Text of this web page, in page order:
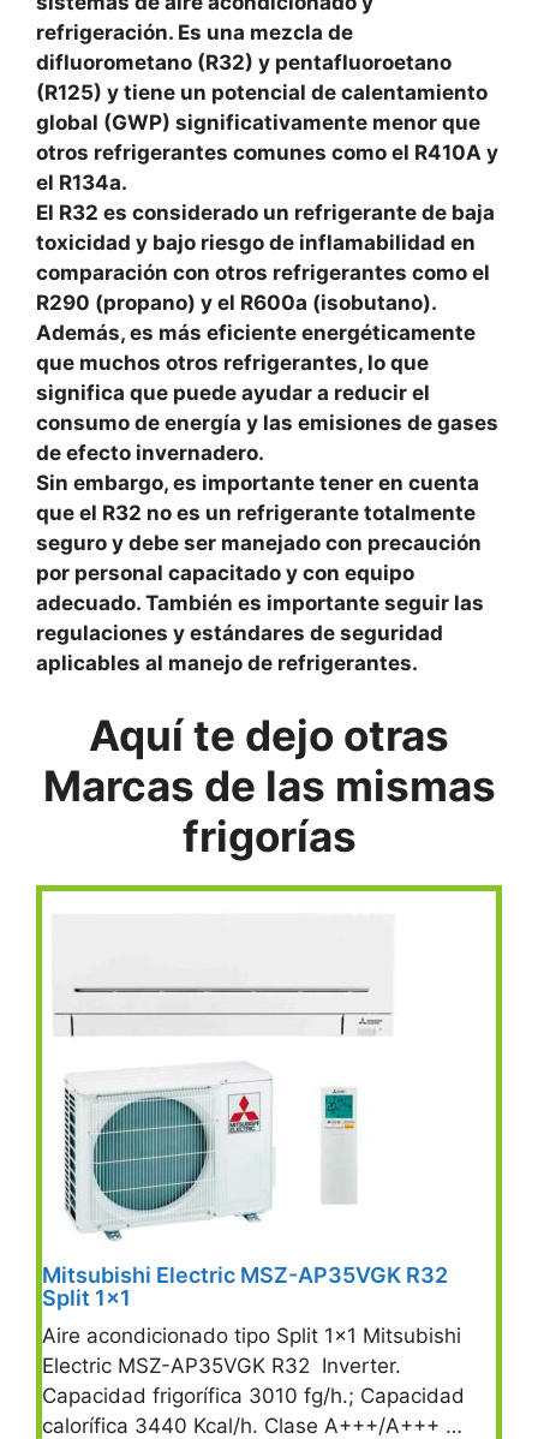
refrigeración. Es una mezcla de
difluorometano (R32) y pentafluoroetano
(R125) y tiene un potencial de calentamiento
global (GWP) significativamente menor que
otros refrigerantes comunes como el R410A y
el R134a.
El R32 es considerado un refrigerante de baja
toxicidad y bajo riesgo de inflamabilidad en
comparación con otros refrigerantes como el
R290 (propano) y el R600a (isobutano).
Además, es más eficiente energéticamente
que muchos otros refrigerantes, lo que
significa que puede ayudar a reducir el
consumo de energía y las emisiones de gases
de efecto invernadero.
Sin embargo, es importante tener en cuenta
que el R32 no es un refrigerante totalmente
seguro y debe ser manejado con precaución
por personal capacitado y con equipo
adecuado. También es importante seguir las
regulaciones y estándares de seguridad
aplicables al manejo de refrigerantes.
Aquí te dejo otras
Marcas de las mismas
frigorías
Mitsubishi Electric MSZ-AP35VGK R32
Split 1×1
Aire acondicionado tipo Split 1×1 Mitsubishi
Electric MSZ-AP35VGK R32 Inverter.
Capacidad frigorífica 3010 fg/h.; Capacidad
calorífica 3440 Kcal/h. Clase A+++/A+++ …